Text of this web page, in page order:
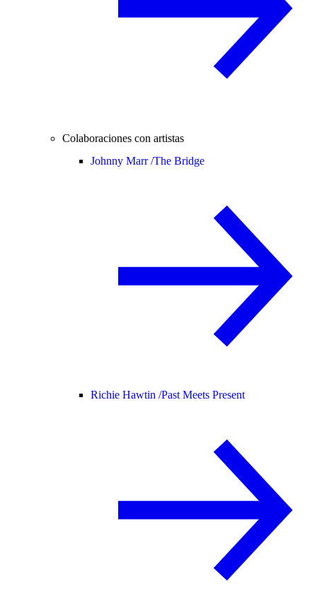
Colaboraciones con artistas
Johnny Marr /The Bridge
Richie Hawtin /Past Meets Present